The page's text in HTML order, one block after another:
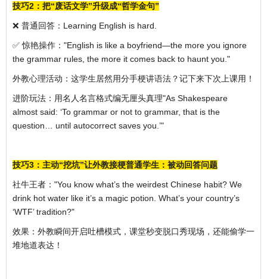
技巧2：把“废话文学”升级成“哲学金句”
❌ 普通回答：Learning English is hard.
✅ 惊艳操作："English is like a boyfriend—the more you ignore
the grammar rules, the more it comes back to haunt you."
外教心理活动：这学生居然用分手梗讲语法？记下来下次上课用！
进阶玩法：用名人名言格式编无厘头真理"As Shakespeare
almost said: ‘To grammar or not to grammar, that is the
question… until autocorrect saves you.’"
技巧3：主动“挖坑”让外教接梗普通学生：被动回答问题
社牛王者："You know what’s the weirdest Chinese habit? We
drink hot water like it’s a magic potion. What’s your country’s
‘WTF’ tradition?"
效果：外教瞬间开启吐槽模式，课堂秒变脱口秀现场，还能偷学一
堆地道表达！